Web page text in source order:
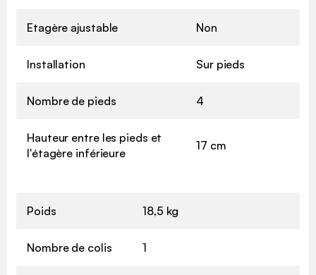
Etagère ajustable Non
Installation Sur pieds
Nombre de pieds 4
Hauteur entre les pieds et
l'étagère inférieure
17 cm
Poids 18,5 kg
Nombre de colis 1